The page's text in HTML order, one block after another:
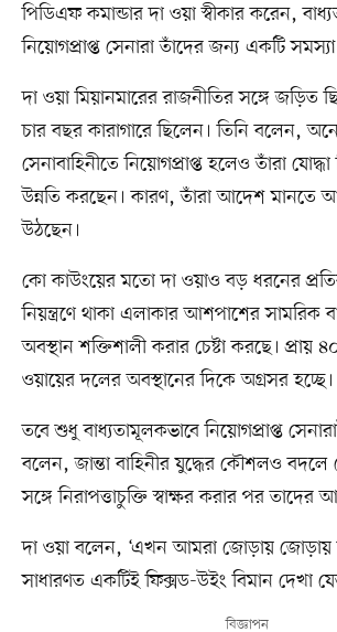
পিডিএফ কমান্ডার দা ওয়া স্বীকার করেন,
নিয়োগপ্রাপ্ত সেনারা তাঁদের জন্য একটি
দা ওয়া মিয়ানমারের রাজনীতির সঙ্গে জড়িত
চার বছর কারাগারে ছিলেন। তিনি বলেন,
সেনাবাহিনীতে নিয়োগপ্রাপ্ত হলেও তাঁরা যোদ্ধা
উন্নতি করছেন। কারণ, তাঁরা আদেশ মানতে
উঠছেন।
কো কাউংয়ের মতো দা ওয়াও বড় ধরনের
নিয়ন্ত্রণে থাকা এলাকার আশপাশের সামরিক
অবস্থান শক্তিশালী করার চেষ্টা করছে। প্রায়
ওয়ায়ের দলের অবস্থানের দিকে অগ্রসর হচ্ছে।
তবে শুধু বাধ্যতামূলকভাবে নিয়োগপ্রাপ্ত
বলেন, জান্তা বাহিনীর যুদ্ধের কৌশলও বদলে
সঙ্গে নিরাপত্তাচুক্তি স্বাক্ষর করার পর তাদের
দা ওয়া বলেন, ‘এখন আমরা জোড়ায় জোড়ায়
সাধারণত একটিই ফিক্সড-উইং বিমান দেখা